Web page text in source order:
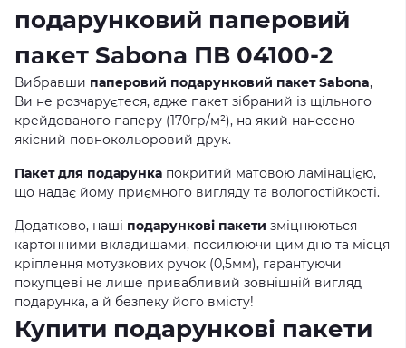
подарунковий паперовий
пакет Sabona ПВ 04100-2
Вибравши паперовий подарунковий пакет Sabona,
Ви не розчаруєтеся, адже пакет зібраний із щільного
крейдованого паперу (170гр/м²), на який нанесено
якісний повнокольоровий друк.
Пакет для подарунка покритий матовою ламінацією,
що надає йому приємного вигляду та вологостійкості.
Додатково, наші подарункові пакети зміцнюються
картонними вкладишами, посилюючи цим дно та місця
кріплення мотузкових ручок (0,5мм), гарантуючи
покупцеві не лише привабливий зовнішній вигляд
подарунка, а й безпеку його вмісту!
Купити подарункові пакети